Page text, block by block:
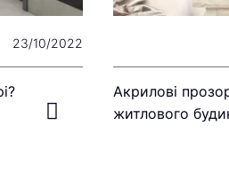
23/10/2022
Акрилові
житлового